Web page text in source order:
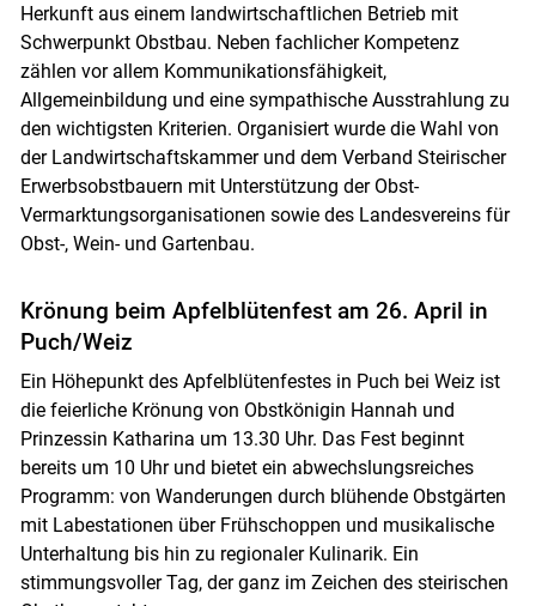
Herkunft aus einem landwirtschaftlichen Betrieb mit
Schwerpunkt Obstbau. Neben fachlicher Kompetenz
zählen vor allem Kommunikationsfähigkeit,
Allgemeinbildung und eine sympathische Ausstrahlung zu
den wichtigsten Kriterien. Organisiert wurde die Wahl von
der Landwirtschaftskammer und dem Verband Steirischer
Erwerbsobstbauern mit Unterstützung der Obst-
Vermarktungsorganisationen sowie des Landesvereins für
Obst-, Wein- und Gartenbau.
Krönung beim Apfelblütenfest am 26. April in
Puch/Weiz
Ein Höhepunkt des Apfelblütenfestes in Puch bei Weiz ist
die feierliche Krönung von Obstkönigin Hannah und
Prinzessin Katharina um 13.30 Uhr. Das Fest beginnt
bereits um 10 Uhr und bietet ein abwechslungsreiches
Programm: von Wanderungen durch blühende Obstgärten
mit Labestationen über Frühschoppen und musikalische
Unterhaltung bis hin zu regionaler Kulinarik. Ein
stimmungsvoller Tag, der ganz im Zeichen des steirischen